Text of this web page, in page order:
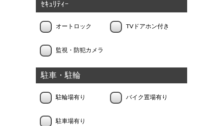
ｾｷｭﾘﾃｨｰ
オートロック TVドアホン付き
監視・防犯カメラ
駐車・駐輪
駐輪場有り バイク置場有り
駐車場有り